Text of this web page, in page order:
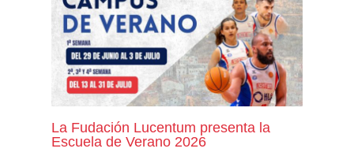
La Fudación Lucentum presenta la
Escuela de Verano 2026